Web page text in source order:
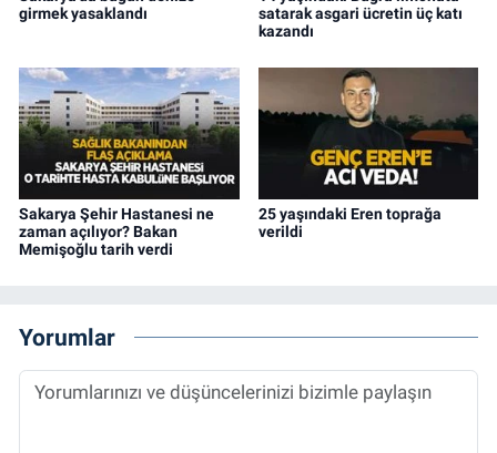
girmek yasaklandı
satarak asgari ücretin üç katı
kazandı
Sakarya Şehir Hastanesi ne
zaman açılıyor? Bakan
Memişoğlu tarih verdi
25 yaşındaki Eren toprağa
verildi
Yorumlar